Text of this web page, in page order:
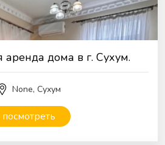
аренда дома в г. Сухум.
None, Сухум
посмотреть